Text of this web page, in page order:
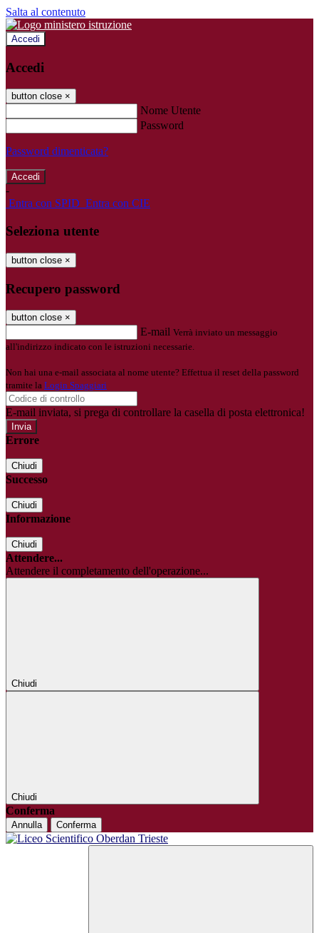
Salta al contenuto
Accedi
Accedi
button close ×
Nome Utente
Password
Password dimenticata?
-
Entra con SPID Entra con CIE
Seleziona utente
button close ×
Recupero password
button close ×
E-mail Verrà inviato un messaggio
all'indirizzo indicato con le istruzioni necessarie.
Non hai una e-mail associata al nome utente? Effettua il reset della password
tramite la Login Spaggiari
E-mail inviata, si prega di controllare la casella di posta elettronica!
Errore
Chiudi
Successo
Chiudi
Informazione
Chiudi
Attendere...
Attendere il completamento dell'operazione...
Chiudi
Chiudi
Conferma
Annulla Conferma